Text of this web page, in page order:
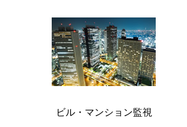
ビル・マンション監視